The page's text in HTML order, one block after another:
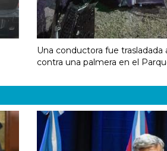
Una conductora fue trasladada
contra una palmera en el